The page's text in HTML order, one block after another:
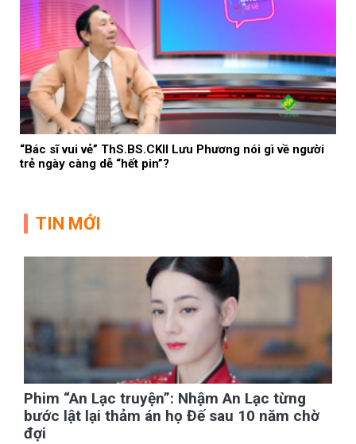
“Bác sĩ vui vẻ” ThS.BS.CKII Lưu Phương nói gì về người
trẻ ngày càng dễ “hết pin”?
TIN MỚI
Phim “An Lạc truyện”: Nhậm An Lạc từng
bước lật lại thảm án họ Đế sau 10 năm chờ
đợi